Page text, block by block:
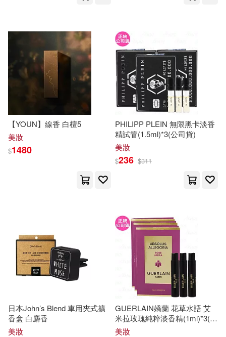
李健信(9) 松本 真(9)
林琪香(9) 椎菜える(9)
王天行(9)
篠崎一夜(9)
羅智成(9)
蘇珊玉(9)
豊岡さつき(9) 鄺智文(9)
香散見羽弥(9)
馬冠堯(9) 魏悌香(9)
滾石(21) 白象文化(21)
集英社(21)
上海古籍出版社(20)
中華教育(20) 印刻(20)
新韻傳音(20) 方舟文化(20)
中國建築工業出版社(19)
中國文史出版社(19)
【YOUN】線香 白檀5
美妝
$1480
PHILIPP PLEIN 無限黑卡淡香
精試管(1.5ml)*3(公司貨)
美妝
$236 $311
日本John’s Blend 車用夾式擴
香盒 白麝香
美妝
GUERLAIN嬌蘭 花草水語 艾
米拉玫瑰純粹淡香精(1ml)*3(公
司貨)
美妝